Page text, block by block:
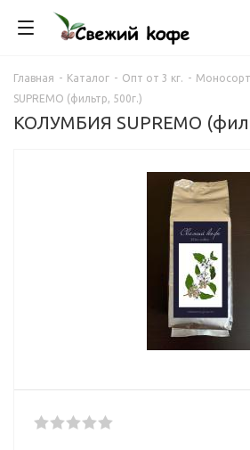
Главная - Каталог - Опт от 3 кг. -
SUPREMO (фильтр, 500г.)
КОЛУМБИЯ SUPREMO